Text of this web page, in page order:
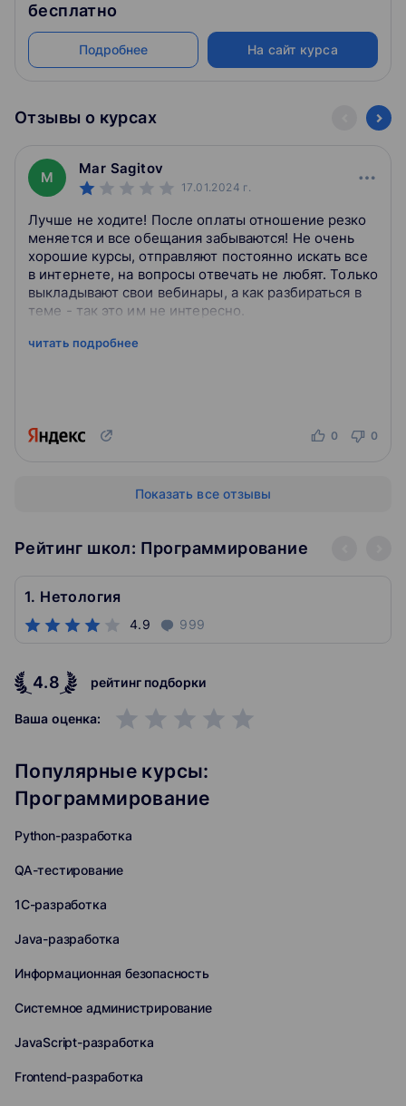
бесплатно
Подробнее На сайт курса
Отзывы о курсах
M
Mar Sagitov
17.01.2024 г.
Лучше не ходите! После оплаты отношение резко
меняется и все обещания забываются! Не очень
хорошие курсы, отправляют постоянно искать все
в интернете, на вопросы отвечать не любят. Только
выкладывают свои вебинары, а как разбираться в
теме - так это им не интересно.
читать подробнее
0 0
Показать все отзывы
Рейтинг школ: Программирование
1. Нетология
4.9 999
4.8 рейтинг подборки
Ваша оценка: grade grade grade grade grade
Популярные курсы:
Программирование
Python-разработка
QA-тестирование
1C-разработка
Java-разработка
Информационная безопасность
Системное администрирование
JavaScript-разработка
Frontend-разработка